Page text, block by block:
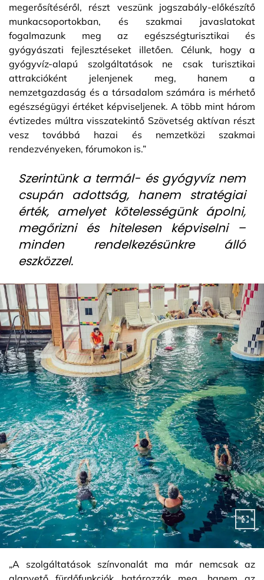
megerősítéséről, részt veszünk jogszabály-előkészítő
munkacsoportokban, és szakmai javaslatokat
fogalmazunk meg az egészségturisztikai és
gyógyászati fejlesztéseket illetően. Célunk, hogy a
gyógyvíz-alapú szolgáltatások ne csak turisztikai
attrakcióként jelenjenek meg, hanem a
nemzetgazdaság és a társadalom számára is mérhető
egészségügyi értéket képviseljenek. A több mint három
évtizedes múltra visszatekintő Szövetség aktívan részt
vesz továbbá hazai és nemzetközi szakmai
rendezvényeken, fórumokon is.”
Szerintünk a termál- és gyógyvíz nem
csupán adottság, hanem stratégiai
érték, amelyet kötelességünk ápolni,
megőrizni és hitelesen képviselni –
minden rendelkezésünkre álló
eszközzel.
„A szolgáltatások színvonalát ma már nemcsak az